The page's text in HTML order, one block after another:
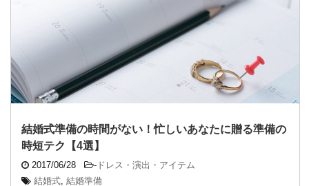
結婚式準備の時間がない！忙しいあなたに贈る準備の
時短テク【4選】
2017/06/28 - ドレス・演出・アイテム
結婚式, 結婚準備